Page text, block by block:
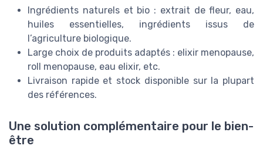
Ingrédients naturels et bio : extrait de fleur, eau,
huiles essentielles, ingrédients issus de
l’agriculture biologique.
Large choix de produits adaptés : elixir menopause,
roll menopause, eau elixir, etc.
Livraison rapide et stock disponible sur la plupart
des références.
Une solution complémentaire pour le bien-
être